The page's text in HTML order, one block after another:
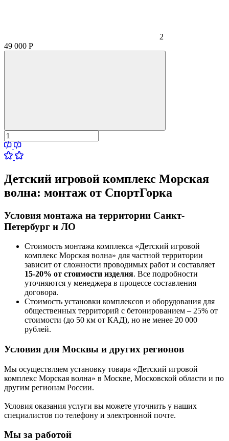
2
49 000 Р
Детский игровой комплекс Морская
волна: монтаж от СпортГорка
Условия монтажа на территории Санкт-
Петербург и ЛО
Стоимость монтажа комплекса «Детский игровой
комплекс Морская волна» для частной территории
зависит от сложности проводимых работ и составляет
15-20% от стоимости изделия. Все подробности
уточняются у менеджера в процессе составления
договора.
Стоимость установки комплексов и оборудования для
общественных территорий с бетонированием – 25% от
стоимости (до 50 км от КАД), но не менее 20 000
рублей.
Условия для Москвы и других регионов
Мы осуществляем установку товара «Детский игровой
комплекс Морская волна» в Москве, Московской области и по
другим регионам России.
Условия оказания услуги вы можете уточнить у наших
специалистов по телефону и электронной почте.
Мы за работой